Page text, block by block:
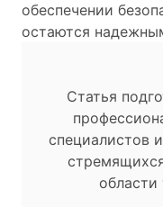
обеспечении
остаются
Статья
специалистов